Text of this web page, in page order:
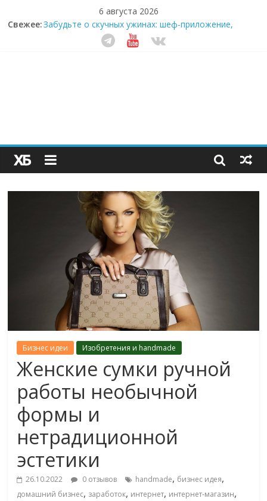
6 августа 2026
Свежее:Забудьте о скучных ужинах: шеф-приложение,
которое видит вашу еду насквозь
Небо зовёт: как бизнес на полётах дронов и
Секрет супергидратации: почему кокосовая вода с
пребиотиками становится главным трендом
здорового питания
Бизнес идеи Изобретения и handmade
Женские сумки ручной
работы необычной
формы и
нетрадиционной
эстетики
26.10.2022 0 отзывов handmade, бизнес идея,
домашний бизнес, заработок, интернет, интернет-магазин,